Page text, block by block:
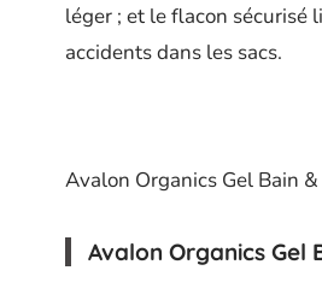
léger ; et le flacon sécurisé
accidents dans les sacs.
Avalon Organics Gel Bain
Avalon Organics Gel